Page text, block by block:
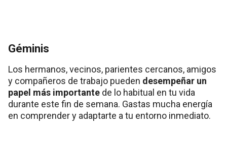
Géminis
Los hermanos, vecinos, parientes cercanos, amigos
y compañeros de trabajo pueden desempeñar un
papel más importante de lo habitual en tu vida
durante este fin de semana. Gastas mucha energía
en comprender y adaptarte a tu entorno inmediato.